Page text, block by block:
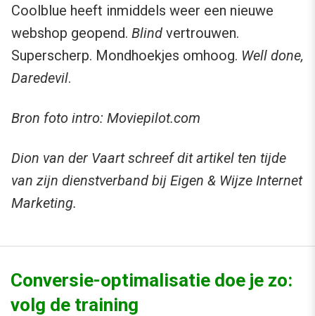
Coolblue heeft inmiddels weer een nieuwe
webshop geopend. Blind vertrouwen.
Superscherp. Mondhoekjes omhoog. Well done,
Daredevil.
Bron foto intro: Moviepilot.com
Dion van der Vaart schreef dit artikel ten tijde
van zijn dienstverband bij Eigen & Wijze Internet
Marketing.
Conversie-optimalisatie doe je zo:
volg de training